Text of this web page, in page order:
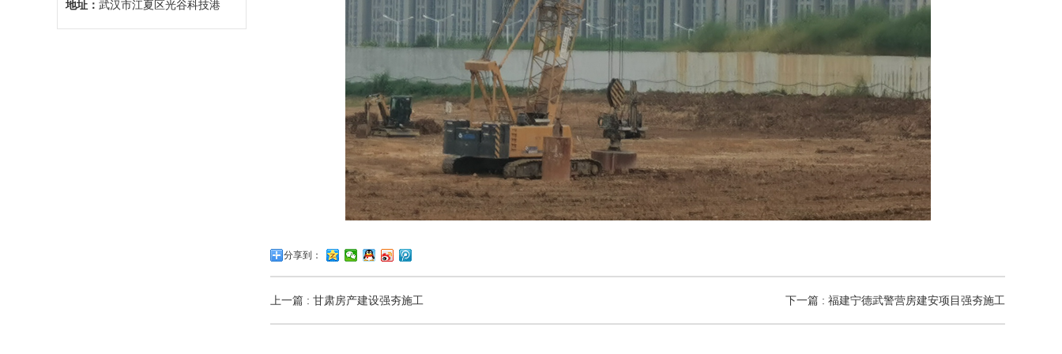
地址： 武汉市江夏区光谷科技港
分享到：
上一篇 : 甘肃房产建设强夯施工 下一篇 : 福建宁德武警营房建安项目强夯施工